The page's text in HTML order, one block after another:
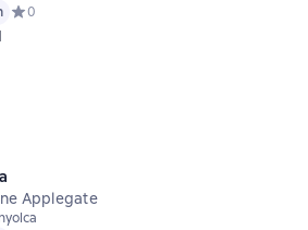
Средний рейтинг 0 на основе 0 оценок
0
Applegate